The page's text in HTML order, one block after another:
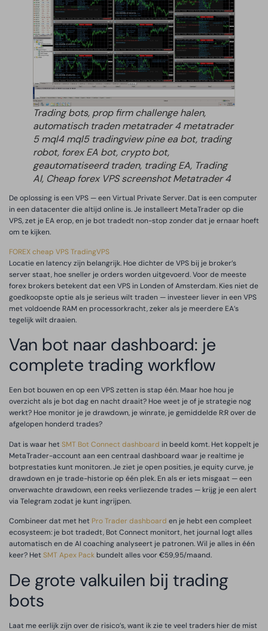
Trading bots, prop firm challenge halen,
automatisch traden metatrader 4 metatrader
5 mql4 mql5 tradingview pine ea bot, trading
robot, forex EA bot, crypto bot,
geautomatiseerd traden, trading EA, Trading
AI, Cheap forex VPS screenshot Metatrader 4
De oplossing is een VPS — een Virtual Private Server. Dat is een computer
in een datacenter die altijd online is. Je installeert MetaTrader op die
VPS, zet je EA erop, en je bot tradedt non-stop zonder dat je ernaar hoeft
om te kijken.
FOREX cheap VPSTradingVPS
Locatie en latency zijn belangrijk. Hoe dichter de VPS bij je broker’s
server staat, hoe sneller je orders worden uitgevoerd. Voor de meeste
forex brokers betekent dat een VPS in Londen of Amsterdam. Kies niet de
goedkoopste optie als je serieus wilt traden — investeer liever in een VPS
met voldoende RAM en processorkracht, zeker als je meerdere EA’s
tegelijk wilt draaien.
Van bot naar dashboard: je
complete trading workflow
Een bot bouwen en op een VPS zetten is stap één. Maar hoe hou je
overzicht als je bot dag en nacht draait? Hoe weet je of je strategie nog
werkt? Hoe monitor je je drawdown, je winrate, je gemiddelde R:R over de
afgelopen honderd trades?
Dat is waar hetSMT Bot Connect dashboard in beeld komt. Het koppelt je
MetaTrader-account aan een centraal dashboard waar je realtime je
botprestaties kunt monitoren. Je ziet je open posities, je equity curve, je
drawdown en je trade-historie op één plek. En als er iets misgaat — een
onverwachte drawdown, een reeks verliezende trades — krijg je een alert
via Telegram zodat je kunt ingrijpen.
Combineer dat met het Pro Trader dashboard en je hebt een compleet
ecosysteem: je bot tradedt, Bot Connect monitort, het journal logt alles
automatisch en de AI coaching analyseert je patronen. Wil je alles in één
keer? HetSMT Apex Packbundelt alles voor €59,95/maand.
De grote valkuilen bij trading
bots
Laat me eerlijk zijn over de risico’s, want ik zie te veel traders hier de mist